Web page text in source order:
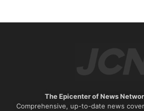
The Epicenter of News
Comprehensive, up-to-date news